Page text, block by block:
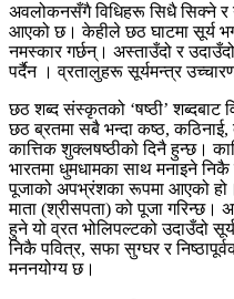
अवलोकनसँगै विधिहरू सिधै सिक्ने र
आएको छ। केहीले छठ घाटमा सूर्य
नमस्कार गर्छन्। अस्ताउँदो र
पर्दैन । व्रतालुहरू सूर्यमन्त्र उच्चारण
छठ शब्द संस्कृतको ‘षष्ठी’ शब्दबाट
छठ ब्रतमा सबै भन्दा कष्ठ,
कात्तिक शुक्लषष्ठीको दिनै हुन्छ।
भारतमा धुमधामका साथ मनाइने निकै
पूजाको अपभ्रंशका रूपमा आएको हो।
माता (श्रीसपता) को पूजा गरिन्छ।
हुने यो व्रत भोलिपल्टको उदाउँदो
निकै पवित्र, सफा सुग्घर र
मननयोग्य छ।